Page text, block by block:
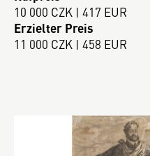
10 000 CZK | 417 EUR
Erzielter Preis
11 000 CZK | 458 EUR